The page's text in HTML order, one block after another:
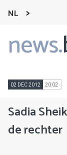
NL
news.
Main
navigation
02 DEC 2012 20:02
Sadia
de rechter